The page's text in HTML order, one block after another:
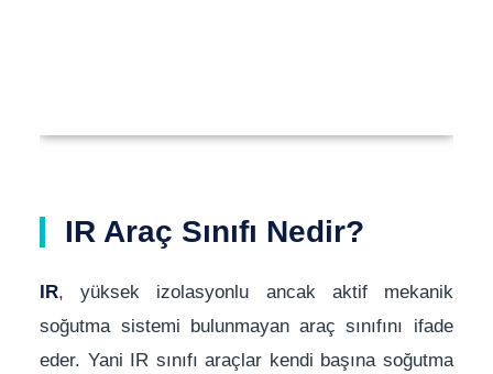
IR Araç Sınıfı Nedir?
IR, yüksek izolasyonlu ancak aktif mekanik
soğutma sistemi bulunmayan araç sınıfını ifade
eder. Yani IR sınıfı araçlar kendi başına soğutma